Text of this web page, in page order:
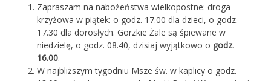
Zapraszam na nabożeństwa wielkopostne: droga
krzyżowa w piątek: o godz. 17.00 dla dzieci, o godz.
17.30 dla dorosłych. Gorzkie Żale są śpiewane w
niedzielę, o godz. 08.40, dzisiaj wyjątkowo o godz.
16.00.
W najbliższym tygodniu Msze św. w kaplicy o godz.